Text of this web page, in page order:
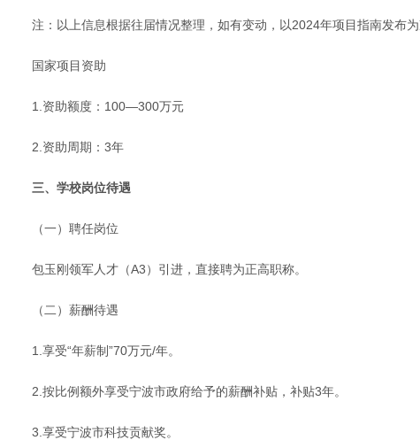
注：以上信息根据往届情况整理，如有变动，以2024年项目指南发布为
国家项目资助
1.资助额度：100—300万元
2.资助周期：3年
三、学校岗位待遇
（一）聘任岗位
包玉刚领军人才（A3）引进，直接聘为正高职称。
（二）薪酬待遇
1.享受“年薪制”70万元/年。
2.按比例额外享受宁波市政府给予的薪酬补贴，补贴3年。
3.享受宁波市科技贡献奖。